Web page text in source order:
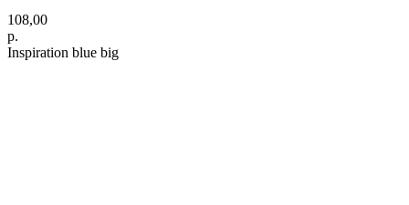
108,00
р.
Inspiration blue big